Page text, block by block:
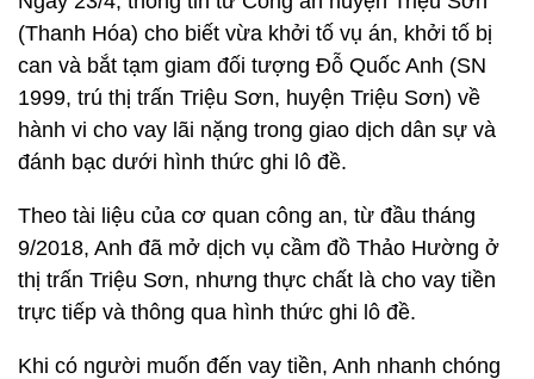
(Thanh Hóa) cho biết vừa khởi tố vụ án, khởi tố bị
can và bắt tạm giam đối tượng Đỗ Quốc Anh (SN
1999, trú thị trấn Triệu Sơn, huyện Triệu Sơn) về
hành vi cho vay lãi nặng trong giao dịch dân sự và
đánh bạc dưới hình thức ghi lô đề.
Theo tài liệu của cơ quan công an, từ đầu tháng
9/2018, Anh đã mở dịch vụ cầm đồ Thảo Hường ở
thị trấn Triệu Sơn, nhưng thực chất là cho vay tiền
trực tiếp và thông qua hình thức ghi lô đề.
Khi có người muốn đến vay tiền, Anh nhanh chóng